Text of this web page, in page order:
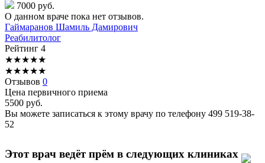
7000 руб.
О данном враче пока нет отзывов.
Гаймаранов Шамиль Дамирович
Реабилитолог
Рейтинг 4
★★★★★
★★★★★
Отзывов 0
Цена первичного приема
5500 руб.
Вы можете записаться к этому врачу по телефону 499 519-38-
52
Этот врач ведёт прём в следующих клиниках